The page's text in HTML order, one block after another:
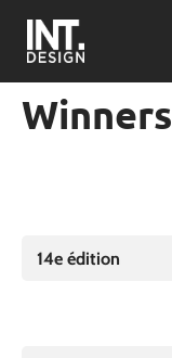
Winners
14e édition